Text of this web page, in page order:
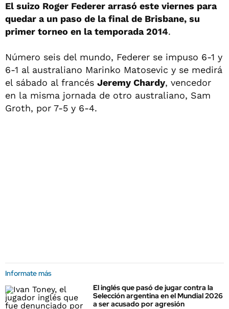
El suizo Roger Federer arrasó este viernes para
quedar a un paso de la final de Brisbane, su
primer torneo en la temporada 2014.
Número seis del mundo, Federer se impuso 6-1 y
6-1 al australiano Marinko Matosevic y se medirá
el sábado al francés Jeremy Chardy, vencedor
en la misma jornada de otro australiano, Sam
Groth, por 7-5 y 6-4.
Informate más
El inglés que pasó de jugar contra la
Selección argentina en el Mundial 2026
a ser acusado por agresión